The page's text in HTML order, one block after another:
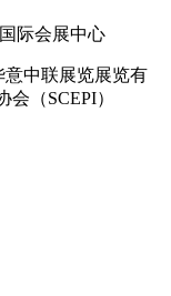
际会展中心
意中联展览展览有
（SCEPI）